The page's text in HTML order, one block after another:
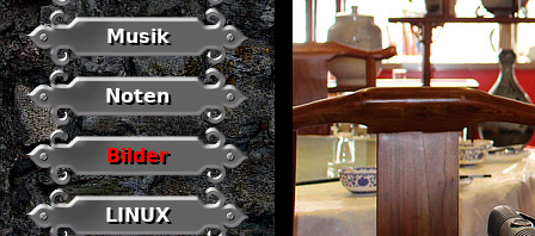
Musik
Noten
Bilder
LINUX